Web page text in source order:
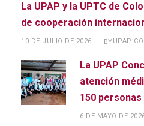
La UPAP y la UPTC de
de cooperación
10 DE JULIO DE 2026 BYUPAP
La UPAP
atención
150
6 DE MAYO DE